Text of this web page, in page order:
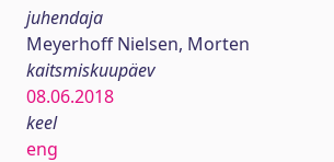
juhendaja
Meyerhoff Nielsen, Morten
kaitsmiskuupäev
08.06.2018
keel
eng